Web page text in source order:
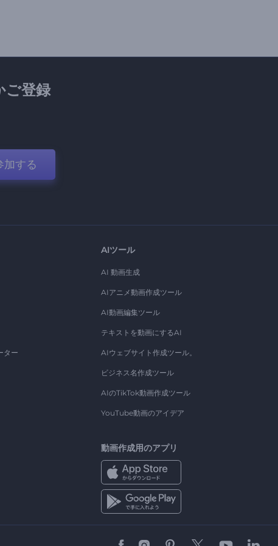
ご登録
加する
ター
AIツール
AI 動画生成
AIアニメ動画作成ツール
AI動画編集ツール
テキストを動画にするAI
AIウェブサイト作成ツール。
ビジネス名作成ツール
AIのTikTok動画作成ツール
YouTube動画のアイデア
動画作成用のアプリ